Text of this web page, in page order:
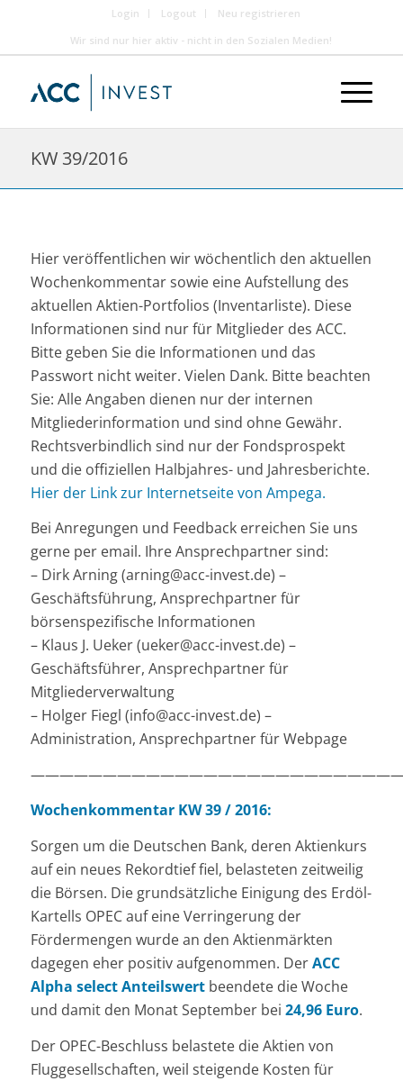
Login Logout
Neu registrieren
Wir sind nur hier aktiv - nicht in den Sozialen Medien!
KW 39/2016
Hier veröffentlichen wir wöchentlich den aktuellen
Wochenkommentar sowie eine Aufstellung des
aktuellen Aktien-Portfolios (Inventarliste). Diese
Informationen sind nur für Mitglieder des ACC.
Bitte geben Sie die Informationen und das
Passwort nicht weiter. Vielen Dank. Bitte beachten
Sie: Alle Angaben dienen nur der internen
Mitgliederinformation und sind ohne Gewähr.
Rechtsverbindlich sind nur der Fondsprospekt
und die offiziellen Halbjahres- und Jahresberichte.
Hier der Link zur Internetseite von Ampega.
Bei Anregungen und Feedback erreichen Sie uns
gerne per email. Ihre Ansprechpartner sind:
– Dirk Arning (arning@acc-invest.de) –
Geschäftsführung, Ansprechpartner für
börsenspezifische Informationen
– Klaus J. Ueker (ueker@acc-invest.de) –
Geschäftsführer, Ansprechpartner für
Mitgliederverwaltung
– Holger Fiegl (info@acc-invest.de) –
Administration, Ansprechpartner für Webpage
Wochenkommentar KW 39 / 2016:
Sorgen um die Deutschen Bank, deren Aktienkurs
auf ein neues Rekordtief fiel, belasteten zeitweilig
die Börsen. Die grundsätzliche Einigung des Erdöl-
Kartells OPEC auf eine Verringerung der
Fördermengen wurde an den Aktienmärkten
dagegen eher positiv aufgenommen. DerACC
Alpha select Anteilswertbeendete die Woche
und damit den Monat September bei 24,96 Euro.
Der OPEC-Beschluss belastete die Aktien von
Fluggesellschaften, weil steigende Kosten für